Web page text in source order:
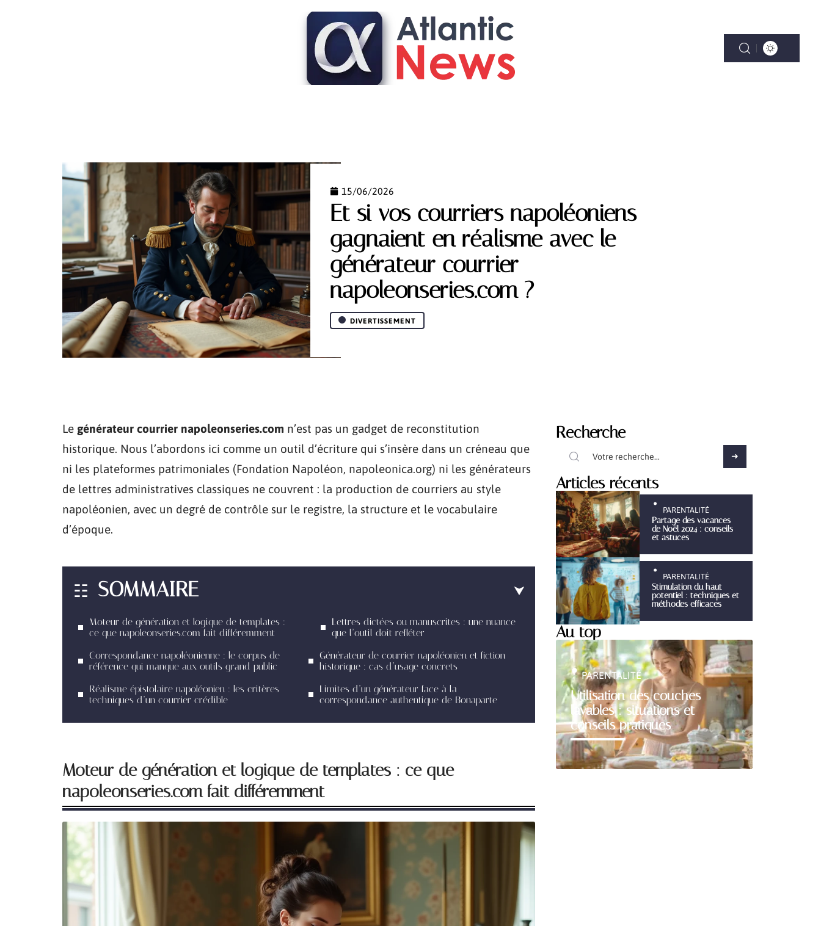
15/06/2026
Et si vos courriers napoléoniens
gagnaient en réalisme avec le
générateur courrier
napoleonseries.com ?
DIVERTISSEMENT
Le générateur courrier napoleonseries.com n’est pas un gadget de reconstitution
historique. Nous l’abordons ici comme un outil d’écriture qui s’insère dans un créneau que
ni les plateformes patrimoniales (Fondation Napoléon, napoleonica.org) ni les générateurs
de lettres administratives classiques ne couvrent : la production de courriers au style
napoléonien, avec un degré de contrôle sur le registre, la structure et le vocabulaire
d’époque.
SOMMAIRE
Moteur de génération et logique de templates :
ce que napoleonseries.com fait différemment
Correspondance napoléonienne : le corpus de
référence qui manque aux outils grand public
Réalisme épistolaire napoléonien : les critères
techniques d’un courrier crédible
Lettres dictées ou manuscrites : une nuance
que l’outil doit refléter
Générateur de courrier napoléonien et fiction
historique : cas d’usage concrets
Limites d’un générateur face à la
correspondance authentique de Bonaparte
Moteur de génération et logique de templates : ce que
napoleonseries.com fait différemment
Recherche
Articles récents
PARENTALITÉ
Partage des vacances
de Noël 2024 : conseils
et astuces
PARENTALITÉ
Stimulation du haut
potentiel : techniques et
méthodes efficaces
Au top
Utilisation des couches
lavables : situations et
conseils pratiques
PARENTALITÉ